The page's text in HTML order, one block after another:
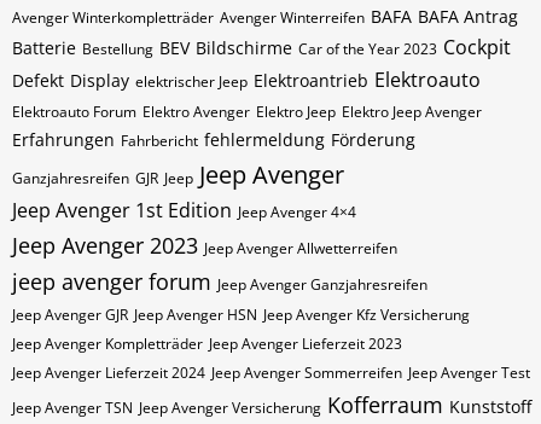
Avenger Winterkompletträder Avenger Winterreifen BAFA BAFA Antrag
Batterie Bestellung BEV Bildschirme Car of the Year 2023 Cockpit
Defekt Display elektrischer Jeep Elektroantrieb Elektroauto
Elektroauto Forum Elektro Avenger Elektro Jeep Elektro Jeep Avenger
Erfahrungen Fahrbericht fehlermeldung Förderung
Ganzjahresreifen GJR Jeep Jeep Avenger
Jeep Avenger 1st Edition Jeep Avenger 4×4
Jeep Avenger 2023 Jeep Avenger Allwetterreifen
jeep avenger forum Jeep Avenger Ganzjahresreifen
Jeep Avenger GJR Jeep Avenger HSN Jeep Avenger Kfz Versicherung
Jeep Avenger Kompletträder Jeep Avenger Lieferzeit 2023
Jeep Avenger Lieferzeit 2024 Jeep Avenger Sommerreifen Jeep Avenger Test
Jeep Avenger TSN Jeep Avenger Versicherung Kofferraum Kunststoff